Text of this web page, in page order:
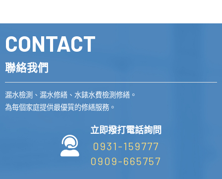
CONTACT
聯絡我們
漏水檢測、漏水修繕、水錶水費檢測修繕。
為每個家庭提供最優質的修繕服務。
立即撥打電話詢問
0931-159777
0909-665757